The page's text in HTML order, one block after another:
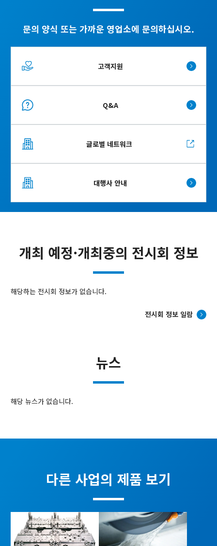
문의 양식 또는 가까운 영업소에 문의하십시오.
고객지원
Q&A
글로벌 네트워크
대행사 안내
개최 예정·개최중의 전시회 정보
해당하는 전시회 정보가 없습니다.
전시회 정보 일람
뉴스
해당 뉴스가 없습니다.
다른 사업의 제품 보기